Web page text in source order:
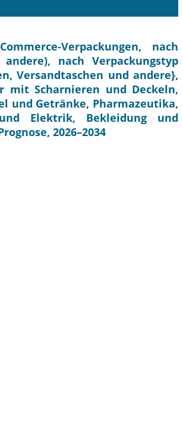
Verpackungen, nach
nach Verpackungstyp
Versandtaschen und andere},
mit Scharnieren und Deckeln,
und Getränke, Pharmazeutika,
Elektrik, Bekleidung und
2026–2034